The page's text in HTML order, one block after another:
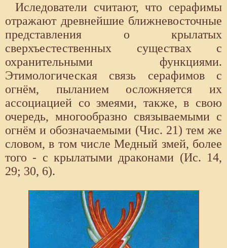
Иследователи считают, что серафимы
отражают древнейшие ближневосточные
представления о крылатых
сверхъестественных существах с
охранительными функциями.
Этимологическая связь серафимов с
огнём, пыланием осложняется их
ассоциацией со змеями, также, в свою
очередь, многообразно связываемыми с
огнём и обозначаемыми (Чис. 21) тем же
словом, в том числе Медный змей, более
того - с крылатыми драконами (Ис. 14,
29; 30, 6).